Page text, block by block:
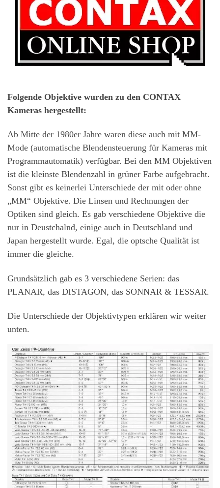
Folgende Objektive wurden zu den CONTAX
Kameras hergestellt:
Ab Mitte der 1980er Jahre waren diese auch mit MM-
Mode (automatische Blendensteuerung für Kameras mit
Programmautomatik) verfügbar. Bei den MM Objektiven
ist die kleinste Blendenzahl in grüner Farbe aufgebracht.
Sonst gibt es keinerlei Unterschiede der mit oder ohne
„MM“ Objektive. Die Linsen und Rechnungen der
Optiken sind gleich. Es gab verschiedene Objektive die
nur in Deustchalnd, einige auch in Deutschland und
Japan hergestellt wurde. Egal, die optsche Qualität ist
immer die gleiche.
Grundsätzlich gab es 3 verschiedene Serien: das
PLANAR, das DISTAGON, das SONNAR & TESSAR.
Die Unterschiede der Objektivtypen erklären wir weiter
unten.